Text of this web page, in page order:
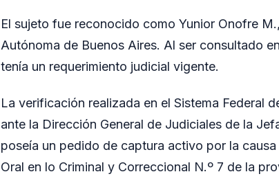
El sujeto fue reconocido como Yunior Onofre
Autónoma de Buenos Aires. Al ser consultado
tenía un requerimiento judicial vigente.
La verificación realizada en el Sistema Federal
ante la Dirección General de Judiciales de la
poseía un pedido de captura activo por la
Oral en lo Criminal y Correccional N.º 7 de la